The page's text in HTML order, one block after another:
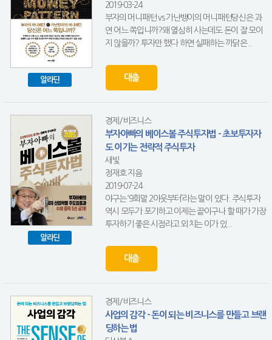
알라딘
2019-03-24
부자의 머니패턴 vs 가난뱅이의 머니패턴당신은 과
연 어느 쪽입니까?왜 열심히 사는데도 돈이 잘 모이
지 않을까? 투자만 했다 하면 실패하는 까닭은...
대출
알라딘
경제/비즈니스
부자아빠의 베이스볼 주식투자법 - 초보투자자
도 이기는 전략적 주식투자
새빛
정재호 지음
2019-07-24
야구는 ‘9회말 2아웃부터’라는 말이 있다. 주식투자
역시 모두가 포기하고 이제는 끝이구나 할 때가 가장
투자하기 좋은 시점라고 외치는 이가 있...
대출
경제/비즈니스
사업의 감각 - 돈이 되는 비즈니스를 만들고 브랜
딩하는 법